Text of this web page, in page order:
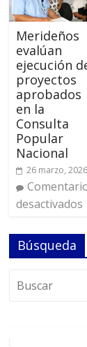
Merideños
evalúan
ejecución
proyectos
aprobados
en la
Consulta
Popular
Nacional
26 marzo, 2026
desactivados
Búsqueda